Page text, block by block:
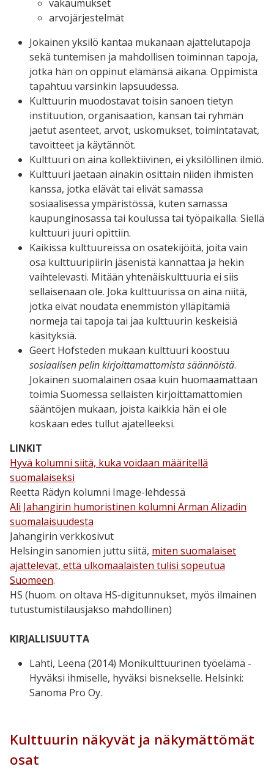
vakaumukset
arvojärjestelmät
Jokainen yksilö kantaa mukanaan ajattelutapoja
sekä tuntemisen ja mahdollisen toiminnan tapoja,
jotka hän on oppinut elämänsä aikana. Oppimista
tapahtuu varsinkin lapsuudessa.
Kulttuurin muodostavat toisin sanoen tietyn
instituution, organisaation, kansan tai ryhmän
jaetut asenteet, arvot, uskomukset, toimintatavat,
tavoitteet ja käytännöt.
Kulttuuri on aina kollektiivinen, ei yksilöllinen ilmiö.
Kulttuuri jaetaan ainakin osittain niiden ihmisten
kanssa, jotka elävät tai elivät samassa
sosiaalisessa ympäristössä, kuten samassa
kaupunginosassa tai koulussa tai työpaikalla. Siellä
kulttuuri juuri opittiin.
Kaikissa kulttuureissa on osatekijöitä, joita vain
osa kulttuuripiirin jäsenistä kannattaa ja hekin
vaihtelevasti. Mitään yhtenäiskulttuuria ei siis
sellaisenaan ole. Joka kulttuurissa on aina niitä,
jotka eivät noudata enemmistön ylläpitämiä
normeja tai tapoja tai jaa kulttuurin keskeisiä
käsityksiä.
Geert Hofsteden mukaan kulttuuri koostuu
sosiaalisen pelin kirjoittamattomista säännöistä.
Jokainen suomalainen osaa kuin huomaamattaan
toimia Suomessa sellaisten kirjoittamattomien
sääntöjen mukaan, joista kaikkia hän ei ole
koskaan edes tullut ajatelleeksi.
LINKIT
Hyvä kolumni siitä, kuka voidaan määritellä
suomalaiseksi
Reetta Rädyn kolumni Image-lehdessä
Ali Jahangirin humoristinen kolumni Arman Alizadin
suomalaisuudesta
Jahangirin verkkosivut
Helsingin sanomien juttu siitä, miten suomalaiset
ajattelevat, että ulkomaalaisten tulisi sopeutua
Suomeen.
HS (huom. on oltava HS-digitunnukset, myös ilmainen
tutustumistilausjakso mahdollinen)
KIRJALLISUUTTA
Lahti, Leena (2014) Monikulttuurinen työelämä -
Hyväksi ihmiselle, hyväksi bisnekselle. Helsinki:
Sanoma Pro Oy.
Kulttuurin näkyvät ja näkymättömät
osat